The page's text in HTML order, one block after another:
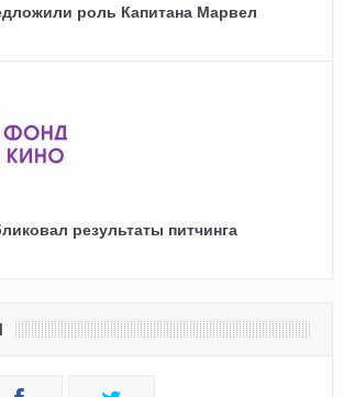
роль Капитана Марвел
результаты питчинга